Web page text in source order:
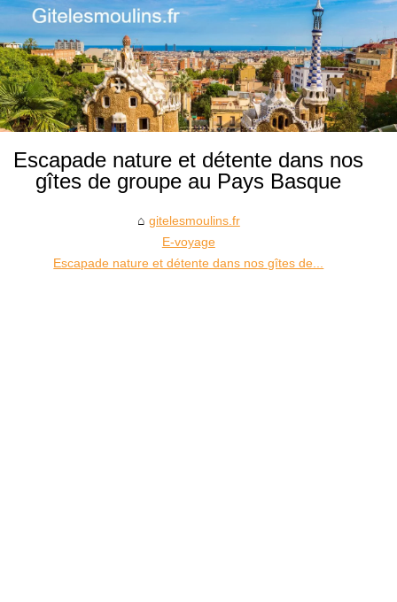
Escapade nature et détente dans nos
gîtes de groupe au Pays Basque
gitelesmoulins.fr
E-voyage
Escapade nature et détente dans nos gîtes de...